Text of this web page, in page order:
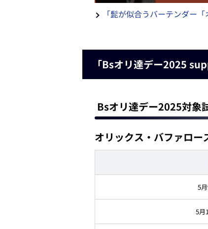
「髭が似合うバーテンダー
「Bsオリ達デー2025
Bsオリ達デー2025対象
オリックス・バファロ
5
5月